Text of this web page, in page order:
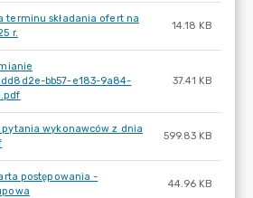
terminu składania ofert na
r.
14.18 KB
bb57-e183-9a84-
37.41 KB
wykonawców z dnia
599.83 KB
postępowania -
44.96 KB